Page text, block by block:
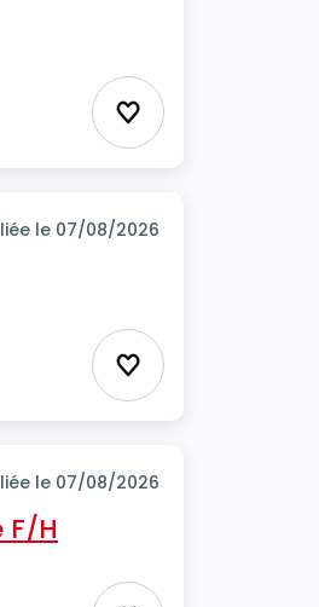
Ajouter aux
le 07/08/2026
Ajouter aux
le 07/08/2026
H